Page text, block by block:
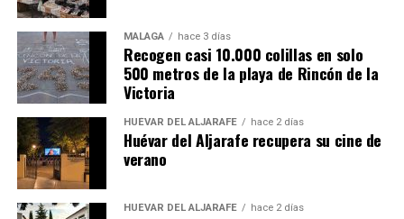
MÁLAGA hace 3 días
Recogen casi 10.000 colillas en solo
500 metros de la playa de Rincón de la
Victoria
HUÉVAR DEL ALJARAFE hace 2 días
Huévar del Aljarafe recupera su cine de
verano
HUÉVAR DEL ALJARAFE hace 2 días